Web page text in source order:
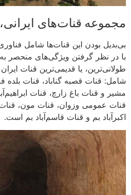
مجموعه قنات‌های ایرانی،
بی‌بدیل بودن این قنات‌ها شامل
با در نظر گرفتن ویژگی‌های منحصر
شامل: قنات قصبه گناباد، قنات
مشیر و قنات باغ زارچ، قنات
قنات عمومی وزوان، قنات مون، قنات
اکبرآباد بم و قنات قاسم‌آباد بم است.